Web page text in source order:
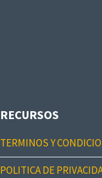
RECURSOS
TERMINOS Y
POLITICA DE